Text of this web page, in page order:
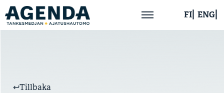
FI ENG
↩︎Tillbaka